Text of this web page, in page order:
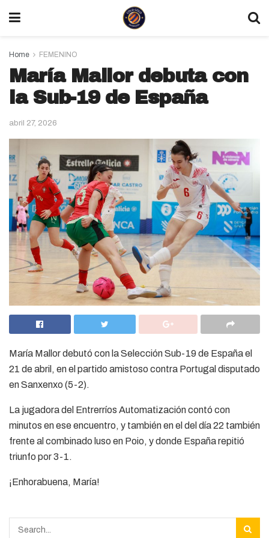
Home FEMENINO
María Mallor debuta con
la Sub-19 de España
abril 27, 2026
María Mallor debutó con la Selección Sub-19 de España el
21 de abril, en el partido amistoso contra Portugal disputado
en Sanxenxo (5-2).
La jugadora del Entrerríos Automatización contó con
minutos en ese encuentro, y también en el del día 22 también
frente al combinado luso en Poio, y donde España repitió
triunfo por 3-1.
¡Enhorabuena, María!